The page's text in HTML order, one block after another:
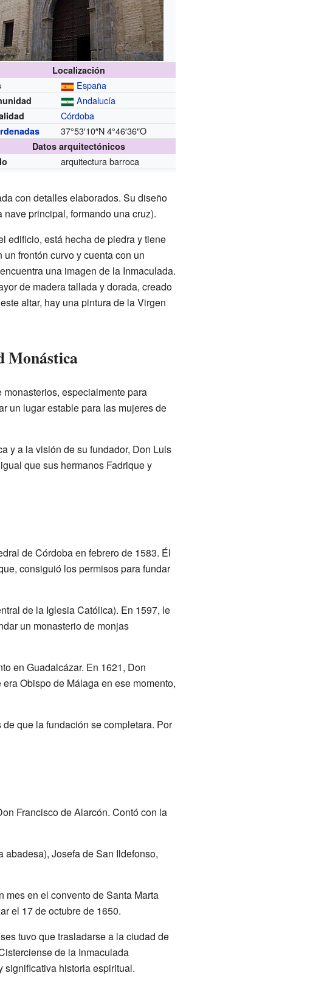
Localización
España
Andalucía
Córdoba
37°53′10″N 4°46′36″O
Datos arquitectónicos
arquitectura barroca
con detalles elaborados. Su diseño
principal, formando una cruz).
edificio, está hecha de piedra y tiene
frontón curvo y cuenta con un
una imagen de la Inmaculada.
de madera tallada y dorada, creado
altar, hay una pintura de la Virgen
Monástica
especialmente para
un lugar estable para las mujeres de
y a la visión de su fundador, Don Luis
que sus hermanos Fadrique y
de Córdoba en febrero de 1583. Él
consiguió los permisos para fundar
de la Iglesia Católica). En 1597, le
un monasterio de monjas
en Guadalcázar. En 1621, Don
Obispo de Málaga en ese momento,
que la fundación se completara. Por
Francisco de Alarcón. Contó con la
Josefa de San Ildefonso,
en el convento de Santa Marta
el 17 de octubre de 1650.
tuvo que trasladarse a la ciudad de
de la Inmaculada
significativa historia espiritual.